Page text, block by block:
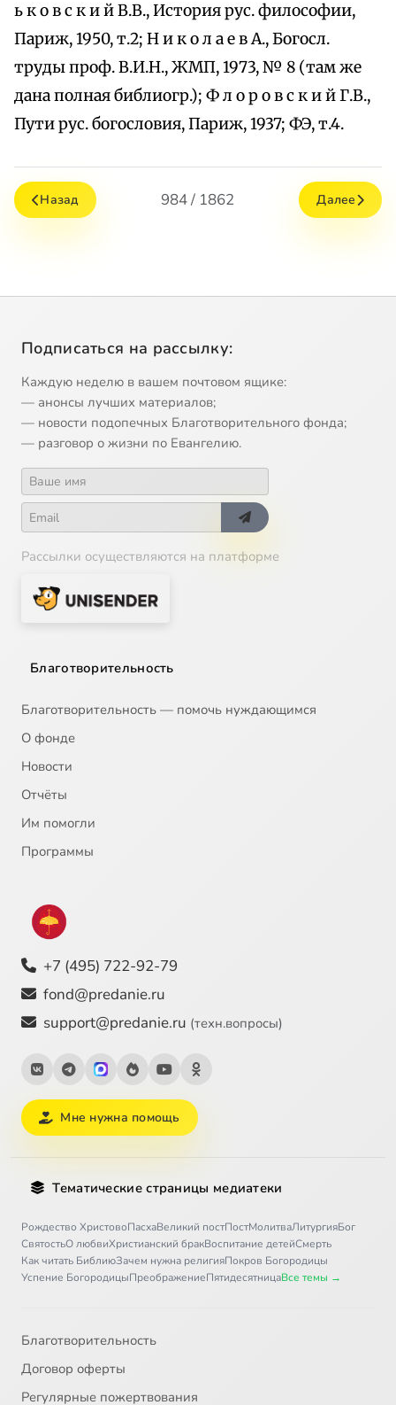
ь к о в с к и й В.В., История рус. философии,
Париж, 1950, т.2; Н и к о л а е в А., Богосл.
труды проф. В.И.Н., ЖМП, 1973, № 8 (там же
дана полная библиогр.); Ф л о р о в с к и й Г.В.,
Пути рус. богословия, Париж, 1937; ФЭ, т.4.
Назад 984 / 1862 Далее
Подписаться на рассылку:
Каждую неделю в вашем почтовом ящике:
— анонсы лучших материалов;
— новости подопечных Благотворительного фонда;
— разговор о жизни по Евангелию.
Рассылки осуществляются на платформе
Благотворительность
Благотворительность — помочь нуждающимся
О фонде
Новости
Отчёты
Им помогли
Программы
+7 (495) 722-92-79
fond@predanie.ru
support@predanie.ru (техн.вопросы)
Мне нужна помощь
Тематические страницы медиатеки
Рождество ХристовоПасхаВеликий постПостМолитваЛитургияБог
СвятостьО любвиХристианский бракВоспитание детейСмерть
Как читать БиблиюЗачем нужна религияПокров Богородицы
Успение БогородицыПреображениеПятидесятницаВсе темы →
Благотворительность
Договор оферты
Регулярные пожертвования